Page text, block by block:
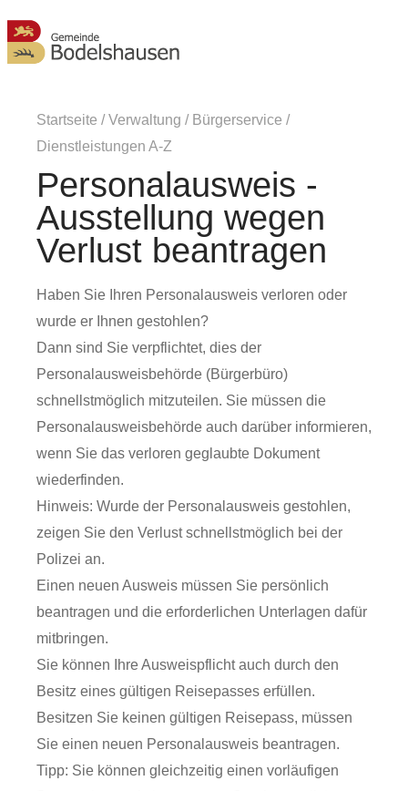
Startseite /Verwaltung / Bürgerservice /
Dienstleistungen A-Z
Personalausweis -
Ausstellung wegen
Verlust beantragen
Haben Sie Ihren Personalausweis verloren oder
wurde er Ihnen gestohlen?
Dann sind Sie verpflichtet, dies der
Personalausweisbehörde (Bürgerbüro)
schnellstmöglich mitzuteilen. Sie müssen die
Personalausweisbehörde auch darüber informieren,
wenn Sie das verloren geglaubte Dokument
wiederfinden.
Hinweis: Wurde der Personalausweis gestohlen,
zeigen Sie den Verlust schnellstmöglich bei der
Polizei an.
Einen neuen Ausweis müssen Sie persönlich
beantragen und die erforderlichen Unterlagen dafür
mitbringen.
Sie können Ihre Ausweispflicht auch durch den
Besitz eines gültigen Reisepasses erfüllen.
Besitzen Sie keinen gültigen Reisepass, müssen
Sie einen neuen Personalausweis beantragen.
Tipp: Sie können gleichzeitig einen vorläufigen